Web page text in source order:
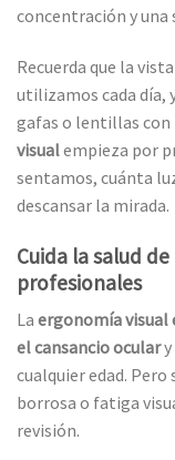
concentración y una
Recuerda que la
utilizamos cada día,
gafas o lentillas con
visualempieza por
sentamos, cuánta
descansar la mirada.
Cuida la salud
profesionales
La ergonomía visual
el cansancio oculary
cualquier edad.
borrosa o fatiga
revisión.